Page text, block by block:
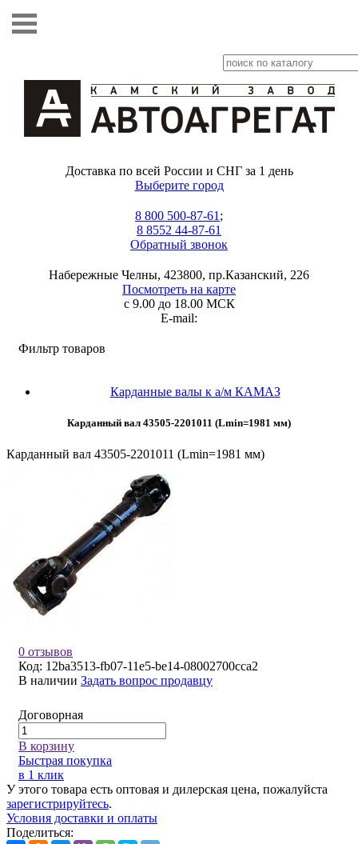
Доставка по всей России и СНГ за 1 день
Выберите город
8 800 500-87-61 ;
8 8552 44-87-61
Обратный звонок
Набережные Челны, 423800, пр.Казанский, 226
Посмотреть на карте
с 9.00 до 18.00 МСК
E-mail:
Фильтр товаров
Карданные валы к а/м КАМАЗ
Карданный вал 43505-2201011 (Lmin=1981 мм)
Карданный вал 43505-2201011 (Lmin=1981 мм)
0 отзывов
Код: 12ba3513-fb07-11e5-be14-08002700cca2
В наличии Задать вопрос продавцу
Договорная
В корзину
Быстрая покупка
в 1 клик
У этого товара есть оптовая и дилерская цена, пожалуйста
зарегистрируйтесь.
Условия доставки и оплаты
Поделиться: